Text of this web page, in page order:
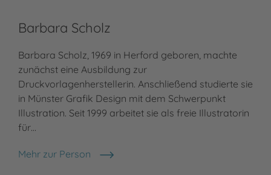
Barbara Scholz
Barbara Scholz, 1969 in Herford geboren, machte
zunächst eine Ausbildung zur
Druckvorlagenherstellerin. Anschließend studierte sie
in Münster Grafik Design mit dem Schwerpunkt
Illustration. Seit 1999 arbeitet sie als freie Illustratorin
für…
Mehr zur Person
Barbara Scholz